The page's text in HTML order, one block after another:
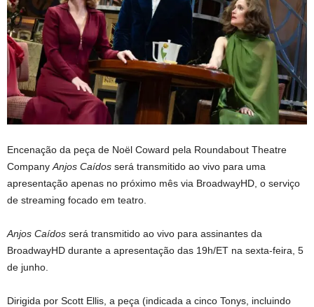
Encenação da peça de Noël Coward pela Roundabout Theatre
Company Anjos Caídos será transmitido ao vivo para uma
apresentação apenas no próximo mês via BroadwayHD, o serviço
de streaming focado em teatro.
Anjos Caídos será transmitido ao vivo para assinantes da
BroadwayHD durante a apresentação das 19h/ET na sexta-feira, 5
de junho.
Dirigida por Scott Ellis, a peça (indicada a cinco Tonys, incluindo